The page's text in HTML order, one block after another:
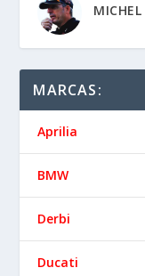
MICHEL
MARCAS:
Aprilia
BMW
Derbi
Ducati